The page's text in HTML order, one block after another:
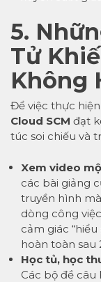
5.
Tử
Không
Để việc thực hiện
Cloud SCM đạt
túc soi chiếu và
Xem video
các bài giảng
truyền hình
dòng công
cảm giác
hoàn toàn sau
Học tủ, học
Các bộ đề